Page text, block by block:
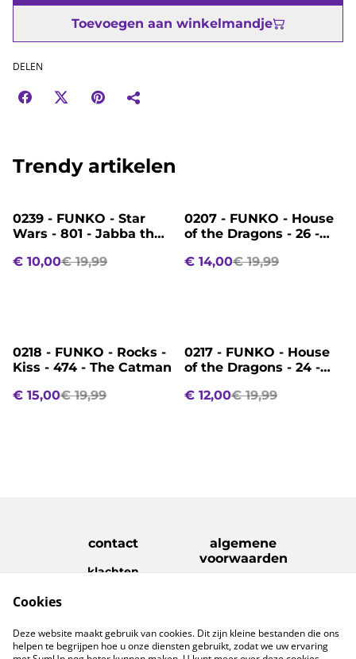
Toevoegen aan winkelmandje
DELEN
Trendy artikelen
%
0239 - FUNKO - Star
Wars - 801 - Jabba the
€ 10,00€ 19,99
%
0207 - FUNKO - House
of the Dragons - 26 -
€ 14,00€ 19,99
%
0218 - FUNKO - Rocks -
Kiss - 474 - The Catman
€ 15,00€ 19,99
%
0217 - FUNKO - House
of the Dragons - 24 -
€ 12,00€ 19,99
contact
klachten
algemene
voorwaarden
verzenden &
retouren
Cookies
Deze website maakt gebruik van cookies. Dit zijn kleine bestanden die ons
helpen te begrijpen hoe u onze diensten gebruikt, zodat we uw ervaring